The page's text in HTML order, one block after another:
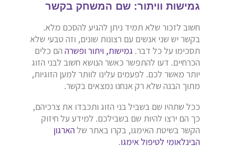
גמישות וויתור: שם המשחק בקשר
חשוב לזכור שלא תמיד ניתן להגיע להסכם מלא.
בקשר יש שני אנשים עם רצונות שונים, וזה טבעי שלא
תסכימו על כל דבר. גמישות, ויתור ופשרההם כלים
הכרחיים. דעו להתפשר כאשר הנושא חשוב לבני הזוג
יותר מאשר לכם. לפעמים עלינו לוותר למען הזוגיות,
מתוך הבנה שלא רק אנחנו נמצאים בקשר.
ככל שתהיו שם בשביל בני הזוג ותכבדו את צרכיהם,
כך הם ירצו להיות שם בשבילכם. למידע על חיזוק
הקשר בשיטת האימגו, בקרו באתר שלהארגון
הבינלאומי לטיפול אימגו.